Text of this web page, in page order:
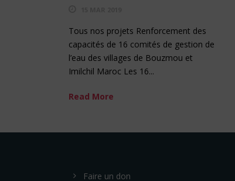
Tous nos projets Renforcement des
capacités de 16 comités de gestion de
l’eau des villages de Bouzmou et
Imilchil Maroc Les 16...
Read More
Faire un don